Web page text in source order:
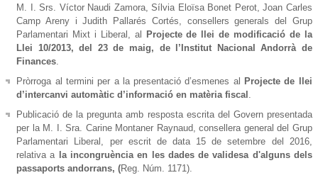
M. I. Srs. Víctor Naudi Zamora, Sílvia Eloïsa Bonet Perot, Joan Carles
Camp Areny i Judith Pallarés Cortés, consellers generals del Grup
Parlamentari Mixt i Liberal, al
Projecte de llei de modificació de la
Llei 10/2013, del 23 de maig, de l’Institut Nacional Andorrà de
Finances
Pròrroga al termini per a la presentació d’esmenes al
Projecte de llei
d’intercanvi automàtic d’informació en matèria fiscal
Publicació de la pregunta amb resposta escrita del Govern presentada
per la M. I. Sra. Carine Montaner Raynaud, consellera general del Grup
Parlamentari Liberal, per escrit de data 15 de setembre del 2016,
relativa a la incongruència en les dades de validesa d'alguns dels
passaports andorrans, (Reg. Núm. 1171).